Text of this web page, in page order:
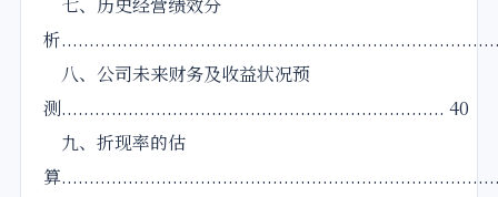
七、历史经营绩效分
析
八、公司未来财务及收益状况预
测..................................................................... 40
九、折现率的估
算